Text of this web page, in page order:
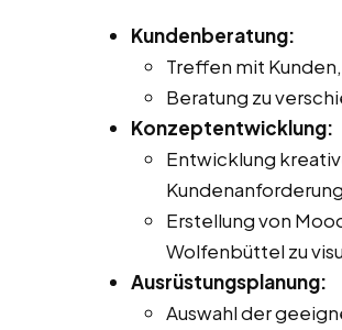
Kundenberatung:
Treffen mit
Beratung zu
Konzeptentwicklung:
Entwicklung
Erstellung von
Wolfenbüttel zu
Ausrüstungsplanung:
Auswahl der